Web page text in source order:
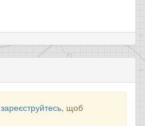
зареєструйтесь, щоб